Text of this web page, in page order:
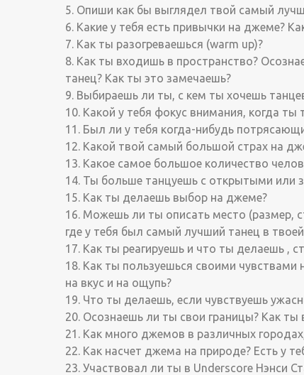
5. Опиши как бы выглядел твой самый
6. Какие у тебя есть привычки на джеме?
7. Как ты разогреваешься (warm up)?
8. Как ты входишь в пространство?
танец? Как ты это замечаешь?
9. Выбираешь ли ты, с кем ты хочешь
10. Какой у тебя фокус внимания, когда
11. Был ли у тебя когда-нибудь
12. Какой твой самый большой страх на
13. Какое самое большое количество
14. Ты больше танцуешь с открытыми или
15. Как ты делаешь выбор на джеме?
16. Можешь ли ты описать место (размер,
где у тебя был самый лучший танец в
17. Как ты реагируешь и что ты делаешь ,
18. Как ты пользуешься своими
на вкус и на ощупь?
19. Что ты делаешь, если чувствуешь
20. Осознаешь ли ты свои границы? Как
21. Как много джемов в различных
22. Как насчет джема на природе? Есть у
23. Участвовал ли ты в Underscore Нэнси